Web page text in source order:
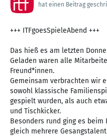
hat einen Beitrag
+++ ITFgoesSpieleAbend +++
Das hieß es am letzten
Geladen waren alle
Freund*innen.
Gemeinsam verbrachten wir
sowohl klassische
gespielt wurden, als auch
und Tischkicker.
Besonders rund ging es beim
gleich mehrere